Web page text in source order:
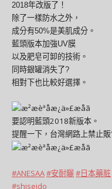
2018年改版了！
除了一樣防水之外，
成分有50%是美肌成分。
藍頭版本加強UV膜
以及肥皂可卸的技術。
同時銀罐消失了?
相對下也比較好選擇。
要認明藍頭2018新版本。
提醒一下，台灣網路上禁止
#ANESAA#安耐曬#日本藥粧
#shiseido